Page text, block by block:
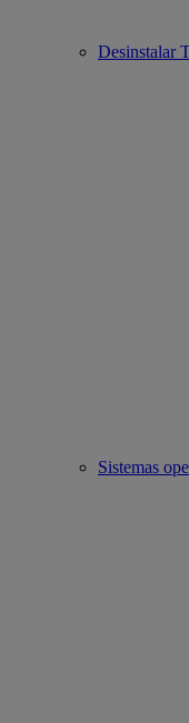
Desinstalar
Sistemas